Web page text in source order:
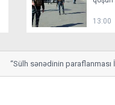
13:00
“Sülh sənədinin paraflanması